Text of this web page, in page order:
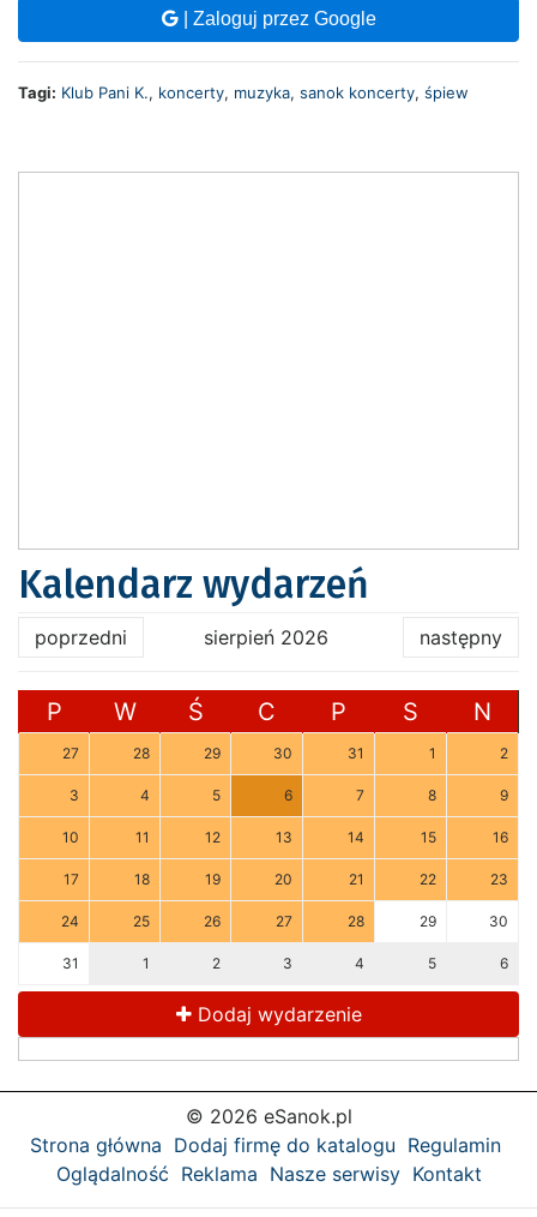
| Zaloguj przez Google
Tagi: Klub Pani K., koncerty, muzyka, sanok koncerty, śpiew
Kalendarz wydarzeń
poprzedni sierpień 2026 następny
P W Ś C P S N
27 28 29 30 31 1 2
3 4 5 6 7 8 9
10 11 12 13 14 15 16
17 18 19 20 21 22 23
24 25 26 27 28 29 30
31 1 2 3 4 5 6
Dodaj wydarzenie
© 2026 eSanok.pl
Strona główna Dodaj firmę do katalogu Regulamin
Oglądalność Reklama Nasze serwisy Kontakt